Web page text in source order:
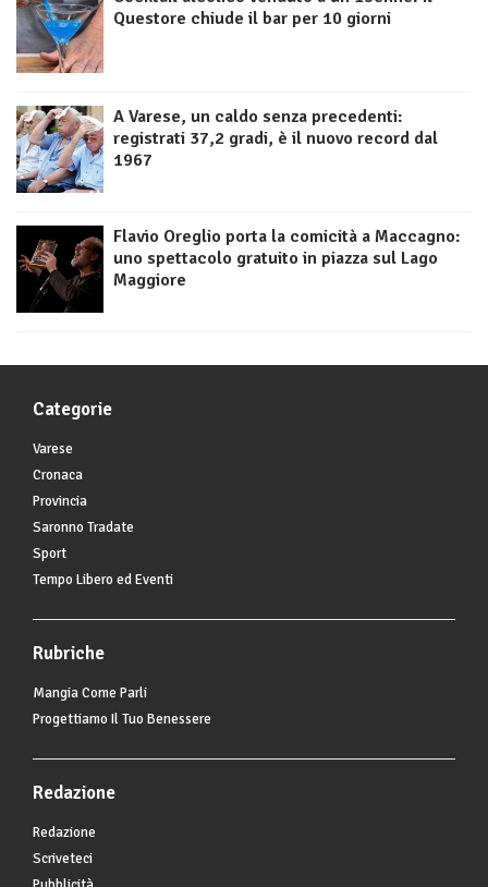
Questore chiude il bar per 10 giorni
A Varese, un caldo senza precedenti:
registrati 37,2 gradi, è il nuovo record dal
1967
Flavio Oreglio porta la comicità a Maccagno:
uno spettacolo gratuito in piazza sul Lago
Maggiore
Categorie
Varese
Cronaca
Provincia
Saronno Tradate
Sport
Tempo Libero ed Eventi
Rubriche
Mangia Come Parli
Progettiamo Il Tuo Benessere
Redazione
Redazione
Scriveteci